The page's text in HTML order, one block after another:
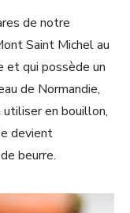
de notre
Saint Michel au
et qui possède un
de Normandie,
en bouillon,
devient
beurre.